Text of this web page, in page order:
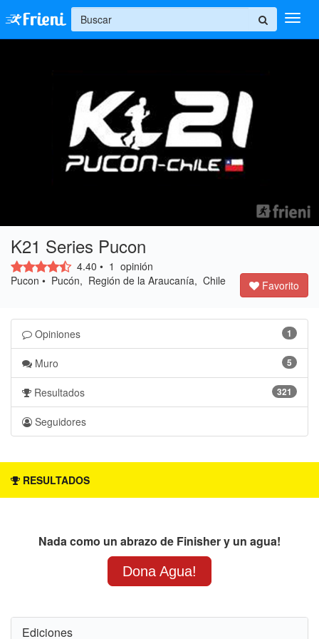
+
K21 Series Pucon
4.40 • 1 opinión
Pucon • Pucón, Región de la Araucanía, Chile
Favorito
1
Opiniones
5
Muro
321
Resultados
Seguidores
RESULTADOS
Nada como un abrazo de Finisher y un agua!
Dona Agua!
Ediciones